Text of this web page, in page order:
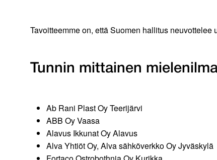
Tavoitteemme on, että Suomen hallitus
Tunnin mittainen
Ab Rani Plast Oy Teerijärvi
ABB Oy Vaasa
Alavus Ikkunat Oy Alavus
Alva Yhtiöt Oy, Alva sähköverkko Oy Jyväskylä